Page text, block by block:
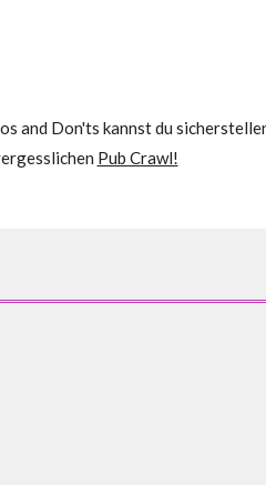
and Don'ts kannst du
Pub Crawl!